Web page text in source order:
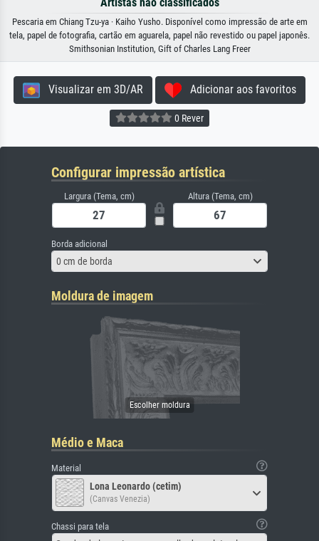
Artistas não classificados
Pescaria em Chiang Tzu-ya · Kaiho Yusho. Disponível como impressão de arte em
tela, papel de fotografia, cartão em aguarela, papel não revestido ou papel japonês.
Smithsonian Institution, Gift of Charles Lang Freer
Visualizar em 3D/AR Adicionar aos favoritos
0 Rever
Configurar impressão artística
Largura (Tema, cm) Altura (Tema, cm)
Borda adicional
0 cm de borda
Moldura de imagem
Médio e Maca
Material
Lona Leonardo (cetim)
(Canvas Venezia)
Chassi para tela